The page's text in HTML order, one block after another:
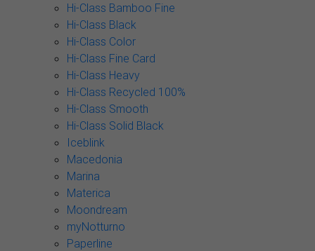
Hi-Class Bamboo Fine
Hi-Class Black
Hi-Class Color
Hi-Class Fine Card
Hi-Class Heavy
Hi-Class Recycled 100%
Hi-Class Smooth
Hi-Class Solid Black
Iceblink
Macedonia
Marina
Materica
Moondream
myNotturno
Paperline